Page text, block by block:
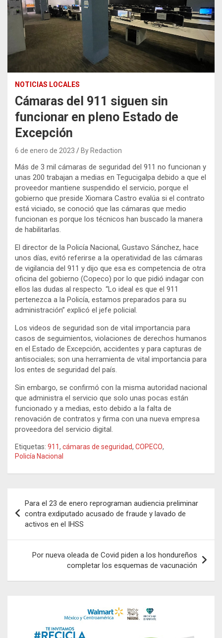
NOTICIAS LOCALES
Cámaras del 911 siguen sin
funcionar en pleno Estado de
Excepción
6 de enero de 2023 By Redaction
Más de 3 mil cámaras de seguridad del 911 no funcionan y
unas 200 trabajan a medias en Tegucigalpa debido a que el
proveedor mantiene suspendido el servicio, porque el
gobierno que preside Xiomara Castro evalúa si el contrato
está viciado, se conoció que las cámaras que medio
funcionan es porque los técnicos han buscado la manera
de habilitarlas.
El director de la Policía Nacional, Gustavo Sánchez, hace
unos días, evitó referirse a la operatividad de las cámaras
de vigilancia del 911 y dijo que esa es competencia de otra
oficina del gobierno (Copeco) por lo que pidió indagar con
ellos las dudas al respecto. “Lo ideal es que el 911
pertenezca a la Policía, estamos preparados para su
administración” explicó el jefe policial.
Los videos de seguridad son de vital importancia para
casos de seguimientos, violaciones de derechos humanos
en el Estado de Excepción, accidentes y para capturas de
antisociales; son una herramienta de vital importancia para
los entes de seguridad del país.
Sin embargo, se confirmó con la misma autoridad nacional
que administra el servicio que solo unas pocas están
funcionado y a medias, esto debido a la falta de
renovación de contratos y firma con una nueva empresa
proveedora del servicio digital.
Etiquetas: 911, cámaras de seguridad, COPECO,
Policía Nacional
de
entradas
Para el 23 de enero reprograman audiencia preliminar
contra exdiputado acusado de fraude y lavado de
activos en el IHSS
Por nueva oleada de Covid piden a los hondureños
completar los esquemas de vacunación